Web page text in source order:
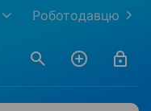
Роботодавцю